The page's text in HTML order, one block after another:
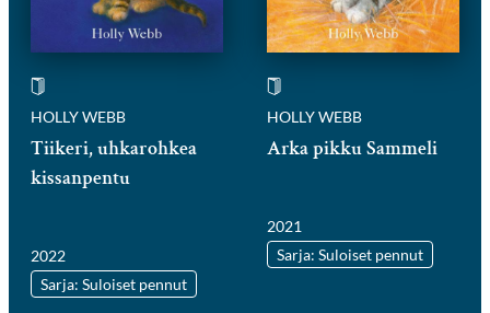
HOLLY WEBB
Tiikeri, uhkarohkea
kissanpentu
2022
Sarja: Suloiset pennut
HOLLY WEBB
Arka pikku Sammeli
2021
Sarja: Suloiset pennut